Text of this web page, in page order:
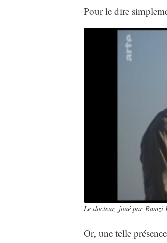
Pour le dire
Le docteur, joué par Ramzi
Or, une telle